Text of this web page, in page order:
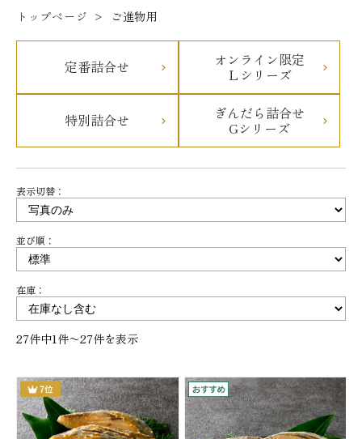
トップページ ご進物用
定番詰合せ オンライン限定
Ｌシリーズ
特別詰合せ ぎんだら詰合せ
Gシリーズ
表示切替：
並び順：
在庫：
27件中1件〜27件を表示